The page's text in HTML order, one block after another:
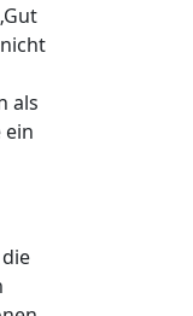
als